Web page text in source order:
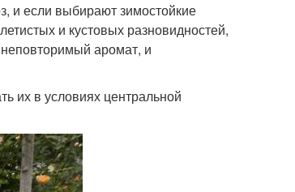
и если выбирают зимостойкие
и кустовых разновидностей,
аромат, и
их в условиях центральной